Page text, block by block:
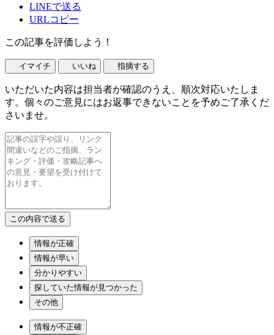
LINEで送る
URLコピー
この記事を評価しよう！
イマイチ いいね 指摘する
いただいた内容は担当者が確認のうえ、順次対応いたしま
す。個々のご意見にはお返事できないことを予めご了承くだ
さいませ。
情報が正確
情報が早い
分かりやすい
探していた情報が見つかった
その他
情報が不正確